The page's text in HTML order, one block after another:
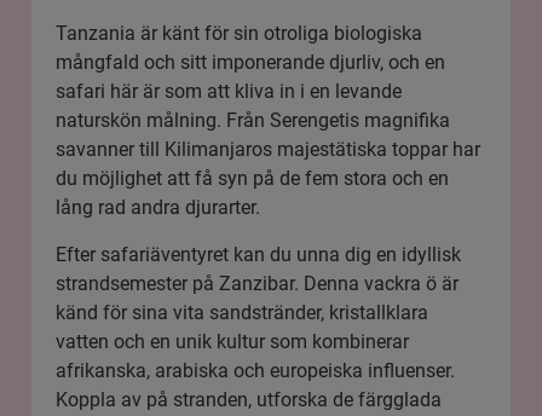
Tanzania är känt för sin otroliga biologiska
mångfald och sitt imponerande djurliv, och en
safari här är som att kliva in i en levande
naturskön målning. Från Serengetis magnifika
savanner till Kilimanjaros majestätiska toppar har
du möjlighet att få syn på de fem stora och en
lång rad andra djurarter.
Efter safariäventyret kan du unna dig en idyllisk
strandsemester på Zanzibar. Denna vackra ö är
känd för sina vita sandstränder, kristallklara
vatten och en unik kultur som kombinerar
afrikanska, arabiska och europeiska influenser.
Koppla av på stranden, utforska de färgglada